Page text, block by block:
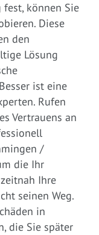
können Sie
Diese
den
Lösung
ist eine
Rufen
Vertrauens an
/
die Ihr
Ihre
seinen Weg.
in
die Sie später